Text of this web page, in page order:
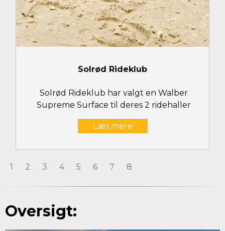
Solrød Rideklub
Solrød Rideklub har valgt en Walber
Supreme Surface til deres 2 ridehaller
Læs mere
1 2 3 4 5 6 7 8
Oversigt: